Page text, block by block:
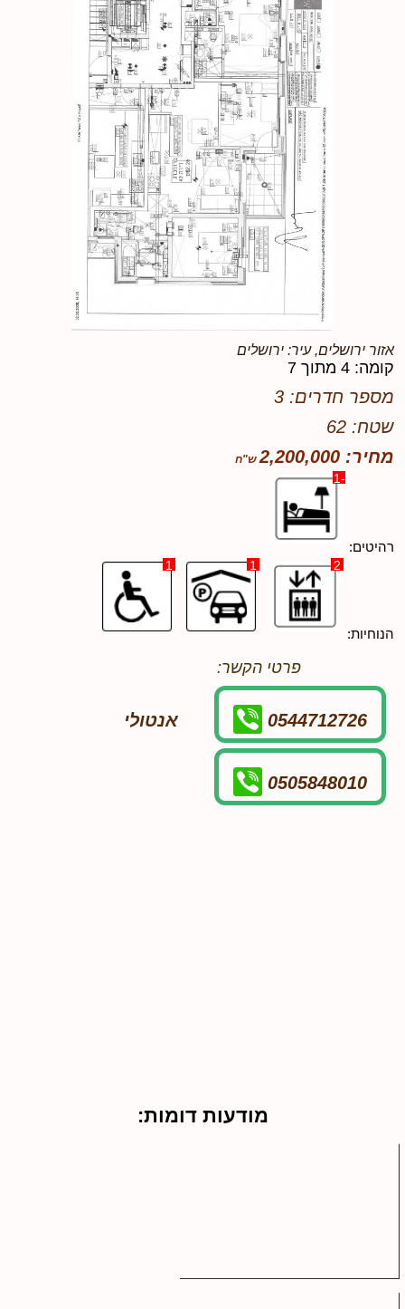
אזור ירושלים, עיר: ירושלים
קומה: 4 מתוך 7
מספר חדרים: 3
שטח: 62
מחיר: 2,200,000
רהיטים:
-1
הנוחיות:
2
1
1
פרטי הקשר:
0544712726 אנטולי
0505848010
מודעות דומות: